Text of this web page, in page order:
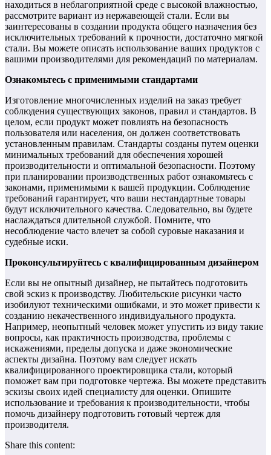
находиться в неблагоприятной среде с высокой влажностью,
рассмотрите вариант из нержавеющей стали. Если вы
заинтересованы в создании продукта общего назначения без
исключительных требований к прочности, достаточно мягкой
стали. Вы можете описать использование ваших продуктов с
вашими производителями для рекомендаций по материалам.
Ознакомьтесь с применимыми стандартами
Изготовление многочисленных изделий на заказ требует
соблюдения существующих законов, правил и стандартов. В
целом, если продукт может повлиять на безопасность
пользователя или населения, он должен соответствовать
установленным правилам. Стандарты созданы путем оценки
минимальных требований для обеспечения хорошей
производительности и оптимальной безопасности. Поэтому
при планировании производственных работ ознакомьтесь с
законами, применимыми к вашей продукции. Соблюдение
требований гарантирует, что ваши нестандартные товары
будут исключительного качества. Следовательно, вы будете
наслаждаться длительной службой. Помните, что
несоблюдение часто влечет за собой суровые наказания и
судебные иски.
Проконсультируйтесь с квалифицированным дизайнером
Если вы не опытный дизайнер, не пытайтесь подготовить
свой эскиз к производству. Любительские рисунки часто
изобилуют техническими ошибками, и это может привести к
созданию некачественного индивидуального продукта.
Например, неопытный человек может упустить из виду такие
вопросы, как практичность производства, проблемы с
искажениями, пределы допуска и даже экономические
аспекты дизайна. Поэтому вам следует искать
квалифицированного проектировщика стали, который
поможет вам при подготовке чертежа. Вы можете представить
эскизы своих идей специалисту для оценки. Опишите
использование и требования к производительности, чтобы
помочь дизайнеру подготовить готовый чертеж для
производителя.
Share this content: